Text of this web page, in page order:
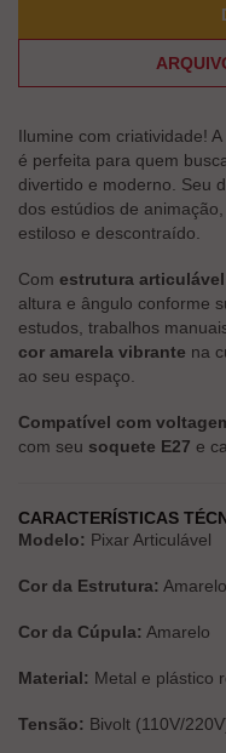
Ilumine com criatividade! A
é perfeita para quem
divertido e moderno. Seu
dos estúdios de
estiloso e descontraído.
Com estrutura
altura e ângulo conforme
estudos, trabalhos
cor amarela vibrante na
ao seu espaço.
Compatível com
com seu soquete E27 e
CARACTERÍSTICAS
Modelo: Pixar Articulável
Cor da Estrutura: Amarelo
Cor da Cúpula: Amarelo
Material: Metal e plástico
Tensão: Bivolt (110V/